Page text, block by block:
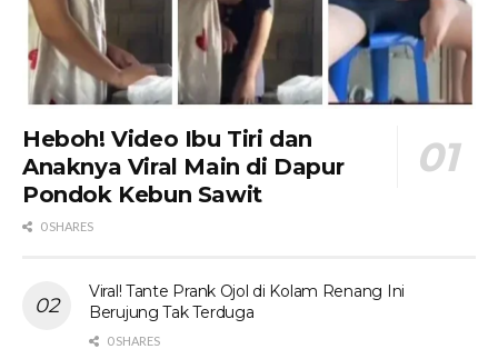
Heboh! Video Ibu Tiri dan
Anaknya Viral Main di Dapur
Pondok Kebun Sawit
0 SHARES
Viral! Tante Prank Ojol di Kolam Renang Ini
Berujung Tak Terduga
0 SHARES